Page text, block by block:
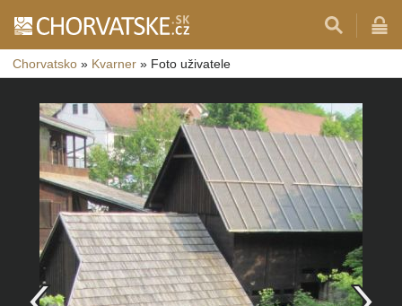
Chorvatsko » Kvarner » Foto uživatele